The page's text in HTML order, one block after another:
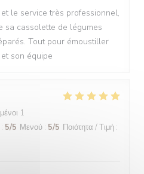
le service très professionnel,
sa cassolette de légumes
Tout pour émoustiller
son équipe
1
: 5/5 Μενού : 5/5 Ποιότητα / Τιμή :